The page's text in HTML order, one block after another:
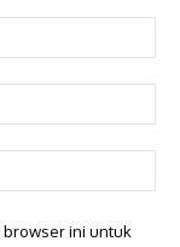
browser ini untuk